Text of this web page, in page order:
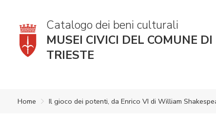
Catalogo dei beni culturali
MUSEI CIVICI DEL COMUNE DI
TRIESTE
Home Il gioco dei potenti, da Enrico VI di William